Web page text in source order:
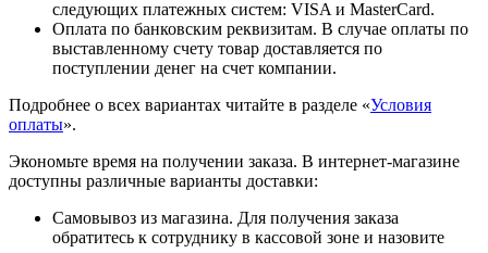
следующих платежных систем: VISA и MasterCard.
Оплата по банковским реквизитам. В случае оплаты по
выставленному счету товар доставляется по
поступлении денег на счет компании.
Подробнее о всех вариантах читайте в разделе «Условия
оплаты».
Экономьте время на получении заказа. В интернет-магазине
доступны различные варианты доставки:
Самовывоз из магазина. Для получения заказа
обратитесь к сотруднику в кассовой зоне и назовите